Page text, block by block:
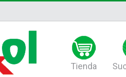
Tienda